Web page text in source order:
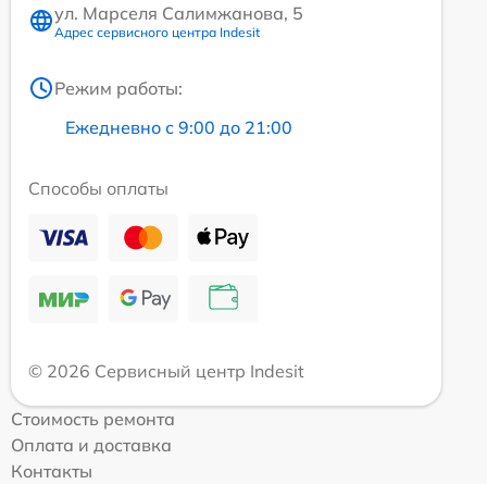
ул. Марселя Салимжанова, 5
Адрес сервисного центра Indesit
Режим работы:
Ежедневно с 9:00 до 21:00
Способы оплаты
© 2026 Сервисный центр Indesit
Стоимость ремонта
Оплата и доставка
Контакты